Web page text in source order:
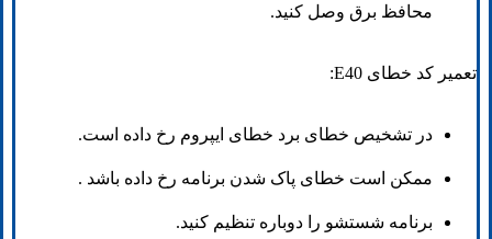
محافظ برق وصل کنید.
تعمیر کد خطای E40:
در تشخیص خطای برد خطای ایپروم رخ داده است.
ممکن است خطای پاک شدن برنامه رخ داده باشد .
برنامه شستشو را دوباره تنظیم کنید.